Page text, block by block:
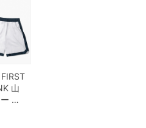
FIRST
山
ー …